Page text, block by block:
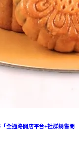
全通路開店平台+社群銷售閉